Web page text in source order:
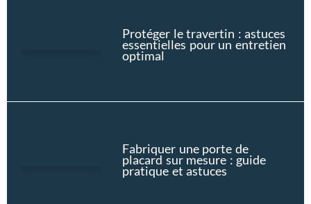
Protéger le travertin : astuces
essentielles pour un entretien
optimal
Fabriquer une porte de
placard sur mesure : guide
pratique et astuces